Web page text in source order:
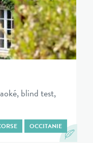
blind test,
OCCITANIE